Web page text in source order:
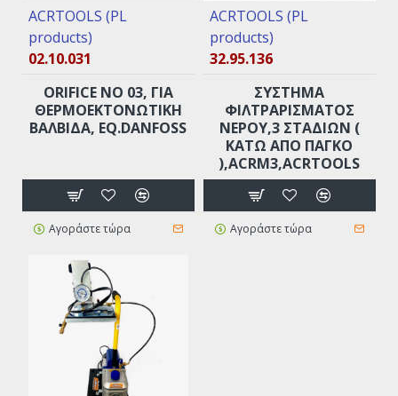
ACRTOOLS (PL
products)
02.10.031
ORIFICE ΝO 03, ΓΙΑ
ΘΕΡΜΟΕΚΤΟΝΩΤΙΚΉ
ΒΑΛΒΊΔΑ, EQ.DANFOSS
Αγοράστε τώρα
ACRTOOLS (PL
products)
32.95.136
ΣΥΣΤΗΜΑ
ΦΙΛΤΡΑΡΙΣΜΑΤΟΣ
ΝΕΡΟΥ,3 ΣΤΑΔΊΩΝ (
ΚΆΤΩ ΑΠΟ ΠΆΓΚΟ
),ACRM3,ACRTOOLS
Αγοράστε τώρα